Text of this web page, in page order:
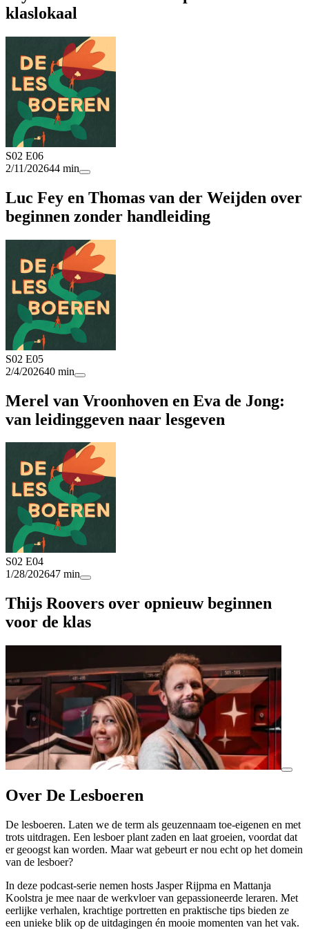
klaslokaal
S02 E06
2/11/202644 min
Luc Fey en Thomas van der Weijden over
beginnen zonder handleiding
S02 E05
2/4/202640 min
Merel van Vroonhoven en Eva de Jong:
van leidinggeven naar lesgeven
S02 E04
1/28/202647 min
Thijs Roovers over opnieuw beginnen
voor de klas
Over De Lesboeren
De lesboeren. Laten we de term als geuzennaam toe-eigenen en met
trots uitdragen. Een lesboer plant zaden en laat groeien, voordat dat
er geoogst kan worden. Maar wat gebeurt er nou echt op het domein
van de lesboer?
In deze podcast-serie nemen hosts Jasper Rijpma en Mattanja
Koolstra je mee naar de werkvloer van gepassioneerde leraren. Met
eerlijke verhalen, krachtige portretten en praktische tips bieden ze
een unieke blik op de uitdagingen én mooie momenten van het vak.